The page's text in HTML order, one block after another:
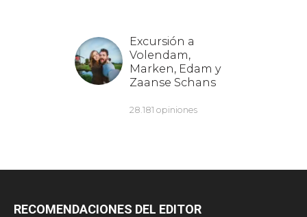
RECOMENDACIONES DEL EDITOR